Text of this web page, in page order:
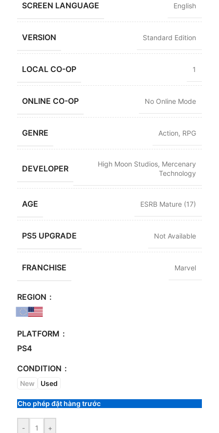
SCREEN LANGUAGE English
VERSION Standard Edition
LOCAL CO-OP 1
ONLINE CO-OP No Online Mode
GENRE Action, RPG
DEVELOPER High Moon Studios, Mercenary
Technology
AGE ESRB Mature (17)
PS5 UPGRADE Not Available
FRANCHISE Marvel
REGION
PLATFORM
PS4
CONDITION
New Used
Cho phép đặt hàng trước
- +